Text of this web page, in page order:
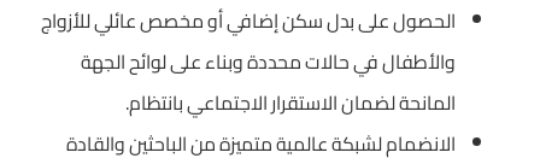
الحصول على بدل سكن إضافي أو مخصص عائلي للأزواج
والأطفال في حالات محددة وبناء على لوائح الجهة
المانحة لضمان الاستقرار الاجتماعي بانتظام.
الانضمام لشبكة عالمية متميزة من الباحثين والقادة